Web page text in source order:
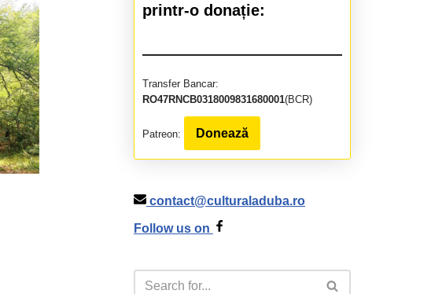
printr-o donație:
Transfer Bancar:
RO47RNCB0318009831680001(BCR)
Patreon: Donează
contact@culturaladuba.ro
Follow us on